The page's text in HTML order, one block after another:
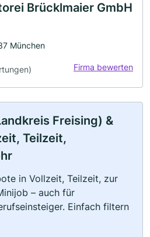
Brücklmaier GmbH
München
Firma bewerten
Freising) &
Teilzeit,
in Vollzeit, Teilzeit, zur
– auch für
Einfach filtern